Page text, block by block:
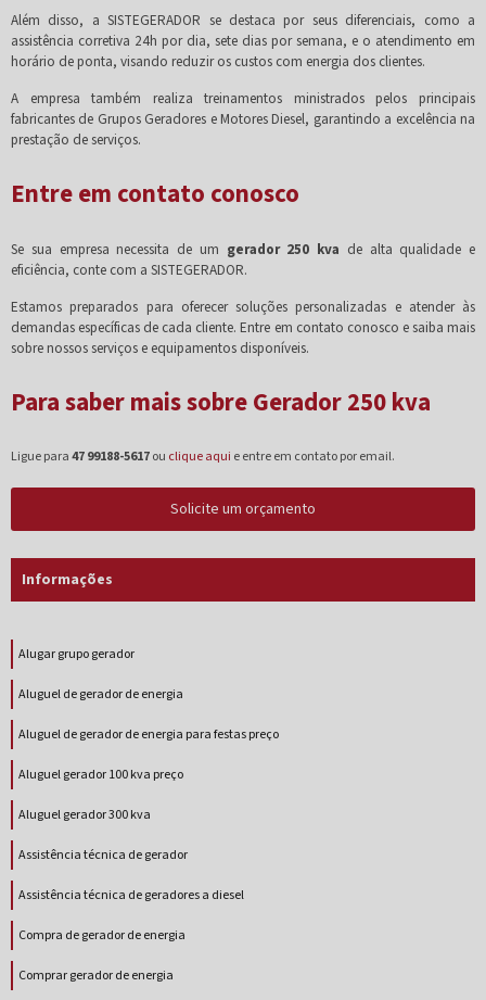
Além disso, a SISTEGERADOR se destaca por seus diferenciais, como a
assistência corretiva 24h por dia, sete dias por semana, e o atendimento em
horário de ponta, visando reduzir os custos com energia dos clientes.
A empresa também realiza treinamentos ministrados pelos principais
fabricantes de Grupos Geradores e Motores Diesel, garantindo a excelência na
prestação de serviços.
Entre em contato conosco
Se sua empresa necessita de um gerador 250 kva de alta qualidade e
eficiência, conte com a SISTEGERADOR.
Estamos preparados para oferecer soluções personalizadas e atender às
demandas específicas de cada cliente. Entre em contato conosco e saiba mais
sobre nossos serviços e equipamentos disponíveis.
Para saber mais sobre Gerador 250 kva
Ligue para47 99188-5617ou clique aqui e entre em contato por email.
Solicite um orçamento
Informações
Alugar grupo gerador
Aluguel de gerador de energia
Aluguel de gerador de energia para festas preço
Aluguel gerador 100 kva preço
Aluguel gerador 300 kva
Assistência técnica de gerador
Assistência técnica de geradores a diesel
Compra de gerador de energia
Comprar gerador de energia